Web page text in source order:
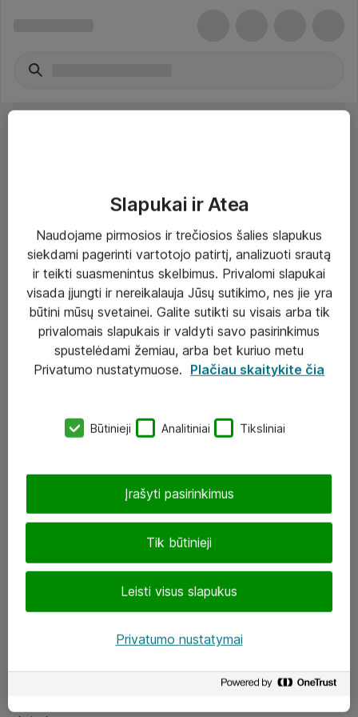
Paslaugos
Sprendimai
Įgyvendinti projektai
Atea ekspertų patarimai verslui
eShop@atea.lt
LinkedIn
Slapukai ir Atea
Naudojame pirmosios ir trečiosios šalies slapukus
siekdami pagerinti vartotojo patirtį, analizuoti srautą
ir teikti suasmenintus skelbimus. Privalomi slapukai
visada įjungti ir nereikalauja Jūsų sutikimo, nes jie yra
būtini mūsų svetainei. Galite sutikti su visais arba tik
privalomais slapukais ir valdyti savo pasirinkimus
spustelėdami žemiau, arba bet kuriuo metu
Privatumo nustatymuose. Plačiau skaitykite čia
Būtinieji Analitiniai Tiksliniai
Tik būtinieji
Leisti visus slapukus
Įrašyti pasirinkimus
Privatumo nustatymai